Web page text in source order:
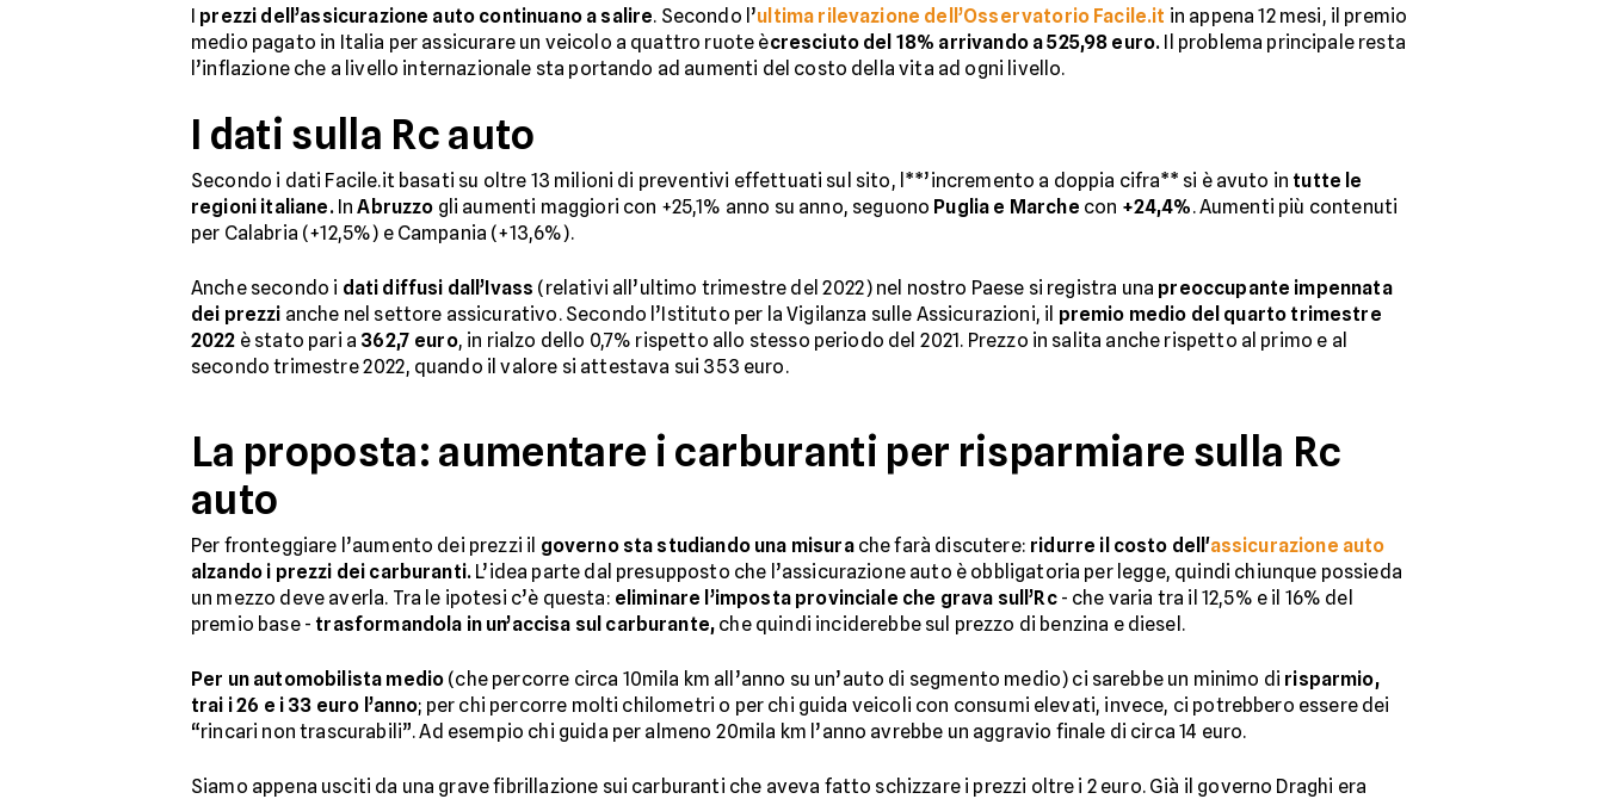
I prezzi dell’assicurazione auto continuano a salire. Secondo l’ultima rilevazione dell’Osservatorio Facile.it in appena 12 mesi, il premio
medio pagato in Italia per assicurare un veicolo a quattro ruote ècresciuto del 18% arrivando a 525,98 euro. Il problema principale resta
l’inflazione che a livello internazionale sta portando ad aumenti del costo della vita ad ogni livello.
I dati sulla Rc auto
Secondo i dati Facile.it basati su oltre 13 milioni di preventivi effettuati sul sito, l**’incremento a doppia cifra** si è avuto in tutte le
regioni italiane.InAbruzzo gli aumenti maggiori con +25,1% anno su anno, seguono Puglia e Marche con +24,4%. Aumenti più contenuti
per Calabria (+12,5%) e Campania (+13,6%).
Anche secondo i dati diffusi dall’Ivass (relativi all’ultimo trimestre del 2022) nel nostro Paese si registra una preoccupante impennata
dei prezzi anche nel settore assicurativo. Secondo l’Istituto per la Vigilanza sulle Assicurazioni, il premio medio del quarto trimestre
2022 è stato pari a 362,7 euro, in rialzo dello 0,7% rispetto allo stesso periodo del 2021. Prezzo in salita anche rispetto al primo e al
secondo trimestre 2022, quando il valore si attestava sui 353 euro.
La proposta: aumentare i carburanti per risparmiare sulla Rc
auto
Per fronteggiare l’aumento dei prezzi il governo sta studiando una misurache farà discutere: ridurre il costo dell'assicurazione auto
alzando i prezzi dei carburanti. L’idea parte dal presupposto che l’assicurazione auto è obbligatoria per legge, quindi chiunque possieda
un mezzo deve averla. Tra le ipotesi c’è questa: eliminare l’imposta provinciale che grava sull’Rc- che varia tra il 12,5% e il 16% del
premio base - trasformandola in un’accisa sul carburante, che quindi inciderebbe sul prezzo di benzina e diesel.
Per un automobilista medio (che percorre circa 10mila km all’anno su un’auto di segmento medio) ci sarebbe un minimo di risparmio,
trai i 26 e i 33 euro l’anno; per chi percorre molti chilometri o per chi guida veicoli con consumi elevati, invece, ci potrebbero essere dei
“rincari non trascurabili”. Ad esempio chi guida per almeno 20mila km l’anno avrebbe un aggravio finale di circa 14 euro.
Siamo appena usciti da una grave fibrillazione sui carburanti che aveva fatto schizzare i prezzi oltre i 2 euro. Già il governo Draghi era